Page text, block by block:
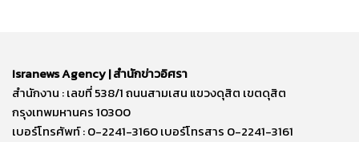
Isranews Agency | สำนักข่าวอิศรา
สำนักงาน : เลขที่ 538/1 ถนนสามเสน แขวงดุสิต เขตดุสิต
กรุงเทพมหานคร 10300
เบอร์โทรศัพท์ : 0-2241-3160 เบอร์โทรสาร 0-2241-3161